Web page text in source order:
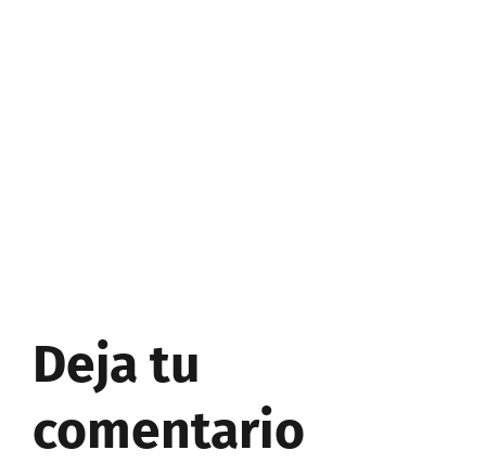
Deja tu
comentario